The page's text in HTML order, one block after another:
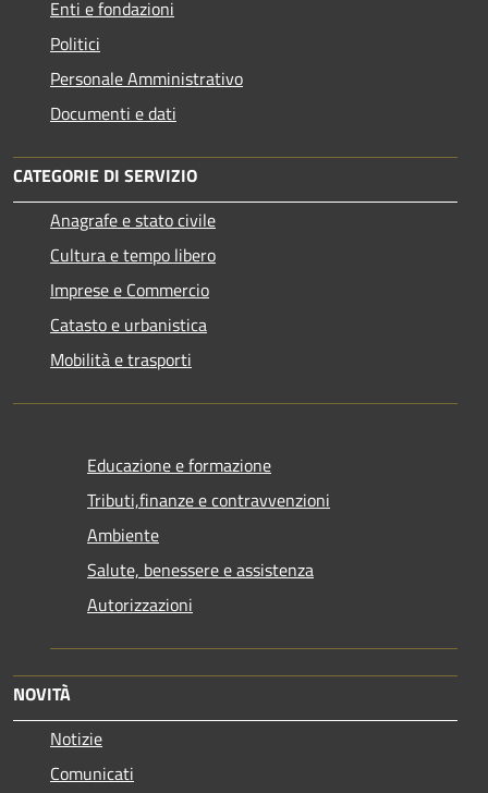
Enti e fondazioni
Politici
Personale Amministrativo
Documenti e dati
CATEGORIE DI SERVIZIO
Anagrafe e stato civile
Cultura e tempo libero
Imprese e Commercio
Catasto e urbanistica
Mobilità e trasporti
Educazione e formazione
Tributi,finanze e contravvenzioni
Ambiente
Salute, benessere e assistenza
Autorizzazioni
NOVITÀ
Notizie
Comunicati